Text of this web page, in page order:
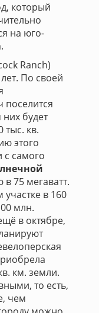
который
на юго-
Ranch)
По своей
поселится
них будет
тыс. кв.
этого
с самого
75 мегаватт.
в 160
млн.
в октябре,
км. земли.
то есть,
чем